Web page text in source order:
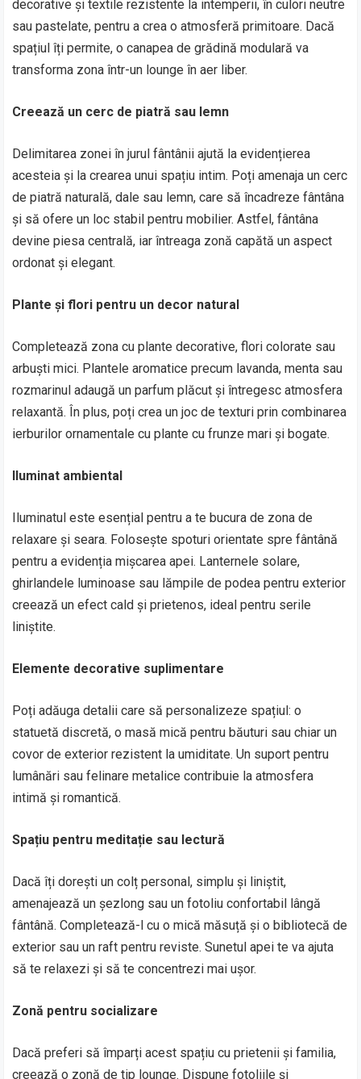
decorative și textile rezistente la intemperii, în culori neutre
sau pastelate, pentru a crea o atmosferă primitoare. Dacă
spațiul îți permite, o canapea de grădină modulară va
transforma zona într-un lounge în aer liber.
Creează un cerc de piatră sau lemn
Delimitarea zonei în jurul fântânii ajută la evidențierea
acesteia și la crearea unui spațiu intim. Poți amenaja un cerc
de piatră naturală, dale sau lemn, care să încadreze fântâna
și să ofere un loc stabil pentru mobilier. Astfel, fântâna
devine piesa centrală, iar întreaga zonă capătă un aspect
ordonat și elegant.
Plante și flori pentru un decor natural
Completează zona cu plante decorative, flori colorate sau
arbuști mici. Plantele aromatice precum lavanda, menta sau
rozmarinul adaugă un parfum plăcut și întregesc atmosfera
relaxantă. În plus, poți crea un joc de texturi prin combinarea
ierburilor ornamentale cu plante cu frunze mari și bogate.
Iluminat ambiental
Iluminatul este esențial pentru a te bucura de zona de
relaxare și seara. Folosește spoturi orientate spre fântână
pentru a evidenția mișcarea apei. Lanternele solare,
ghirlandele luminoase sau lămpile de podea pentru exterior
creează un efect cald și prietenos, ideal pentru serile
liniștite.
Elemente decorative suplimentare
Poți adăuga detalii care să personalizeze spațiul: o
statuetă discretă, o masă mică pentru băuturi sau chiar un
covor de exterior rezistent la umiditate. Un suport pentru
lumânări sau felinare metalice contribuie la atmosfera
intimă și romantică.
Spațiu pentru meditație sau lectură
Dacă îți dorești un colț personal, simplu și liniștit,
amenajează un șezlong sau un fotoliu confortabil lângă
fântână. Completează-l cu o mică măsuță și o bibliotecă de
exterior sau un raft pentru reviste. Sunetul apei te va ajuta
să te relaxezi și să te concentrezi mai ușor.
Zonă pentru socializare
Dacă preferi să împarți acest spațiu cu prietenii și familia,
creează o zonă de tip lounge. Dispune fotoliile și